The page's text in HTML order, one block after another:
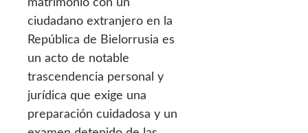
ciudadano extranjero en la
República de Bielorrusia es
un acto de notable
trascendencia personal y
jurídica que exige una
preparación cuidadosa y un